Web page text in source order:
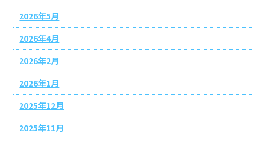
2026年5月
2026年4月
2026年2月
2026年1月
2025年12月
2025年11月